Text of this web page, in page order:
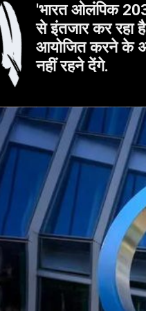
'भारत ओलंपिक
से इंतजार कर रहा
आयोजित करने के
नहीं रहने देंगे.